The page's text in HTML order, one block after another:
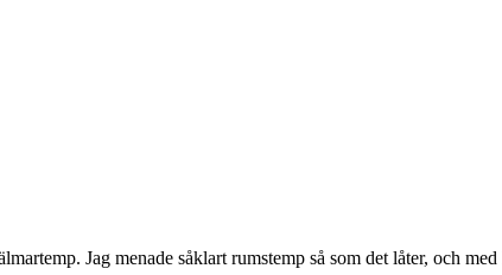
Jag menade såklart rumstemp så som det låter, och